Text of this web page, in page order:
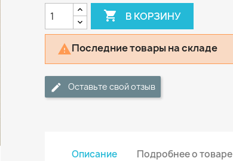
 В КОРЗИНУ
Последние товары на складе
Оставьте свой отзыв
Описание Подробнее о товаре